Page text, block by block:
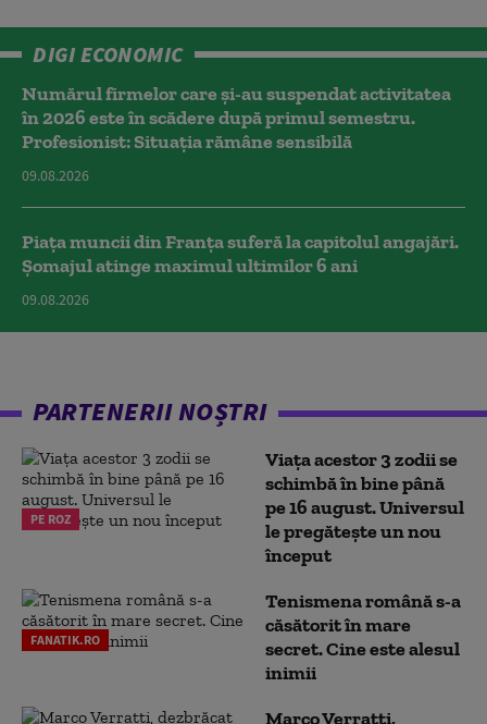
DIGI ECONOMIC
Numărul firmelor care și-au suspendat activitatea
în 2026 este în scădere după primul semestru.
Profesionist: Situația rămâne sensibilă
09.08.2026
Piața muncii din Franța suferă la capitolul angajări.
Șomajul atinge maximul ultimilor 6 ani
09.08.2026
PARTENERII NOȘTRI
PE ROZ
Viața acestor 3 zodii se
schimbă în bine până
pe 16 august. Universul
le pregătește un nou
început
FANATIK.RO
Tenismena română s-a
căsătorit în mare
secret. Cine este alesul
inimii
Marco Verratti,